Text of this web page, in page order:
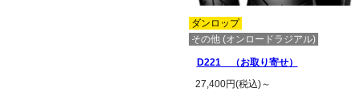
ダンロップ
その他 (オンロードラジアル)
D221 （お取り寄せ）
27,400円(税込)～